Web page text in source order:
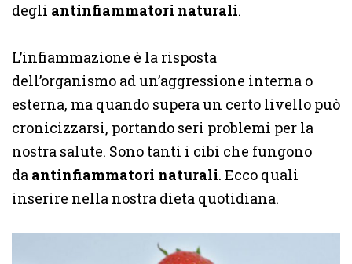
degli antinfiammatori naturali.
L’infiammazione è la risposta
dell’organismo ad un’aggressione interna o
esterna, ma quando supera un certo livello può
cronicizzarsi, portando seri problemi per la
nostra salute. Sono tanti i cibi che fungono
da antinfiammatori naturali. Ecco quali
inserire nella nostra dieta quotidiana.